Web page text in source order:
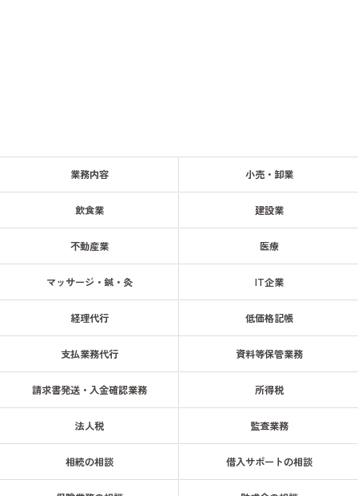
業務内容 小売・卸業
飲食業 建設業
不動産業 医療
マッサージ・鍼・灸 IT企業
経理代行 低価格記帳
支払業務代行 資料等保管業務
請求書発送・入金確認業務 所得税
法人税 監査業務
相続の相談 借入サポートの相談